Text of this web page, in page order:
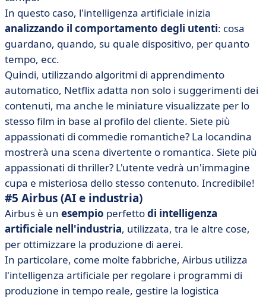
In questo caso, l'intelligenza artificiale inizia
analizzando il comportamento degli utenti: cosa
guardano, quando, su quale dispositivo, per quanto
tempo, ecc.
Quindi, utilizzando algoritmi di apprendimento
automatico, Netflix adatta non solo i suggerimenti dei
contenuti, ma anche le miniature visualizzate per lo
stesso film in base al profilo del cliente. Siete più
appassionati di commedie romantiche? La locandina
mostrerà una scena divertente o romantica. Siete più
appassionati di thriller? L'utente vedrà un'immagine
cupa e misteriosa dello stesso contenuto. Incredibile!
#5 Airbus (AI e industria)
Airbus è un esempio perfettodi intelligenza
artificiale nell'industria, utilizzata, tra le altre cose,
per ottimizzare la produzione di aerei.
In particolare, come molte fabbriche, Airbus utilizza
l'intelligenza artificiale per regolare i programmi di
produzione in tempo reale, gestire la logistica